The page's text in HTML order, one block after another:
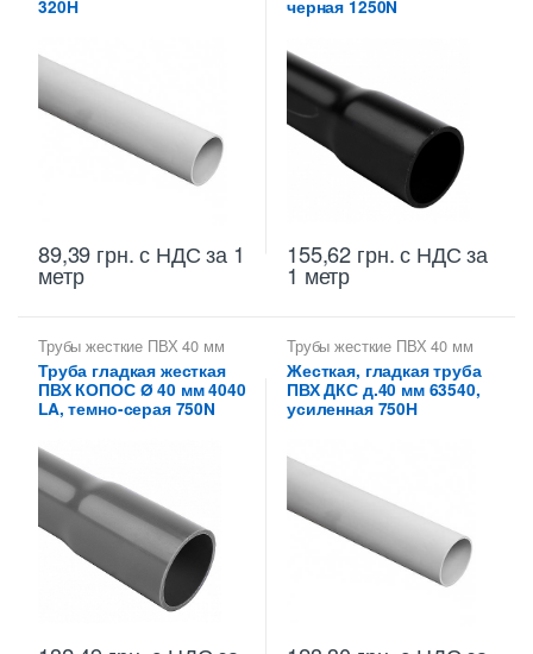
320Н
89,39 грн.с НДС за 1
метр
черная 1250N
155,62 грн.с НДС за
1 метр
Трубы жесткие ПВХ 40 мм
Труба гладкая жесткая
ПВХ КОПОС Ø 40 мм 4040
LA, темно-серая 750N
Трубы жесткие ПВХ 40 мм
Жесткая, гладкая труба
ПВХ ДКС д.40 мм 63540,
усиленная 750Н